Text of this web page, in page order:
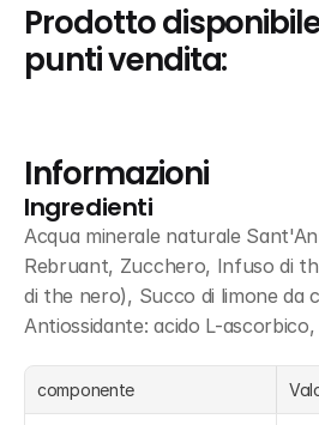
Prodotto
punti vendita:
Informazioni
Ingredienti
Acqua minerale naturale
Rebruant, Zucchero, Infuso di
di the nero), Succo di limone da
Antiossidante: acido L-
componente